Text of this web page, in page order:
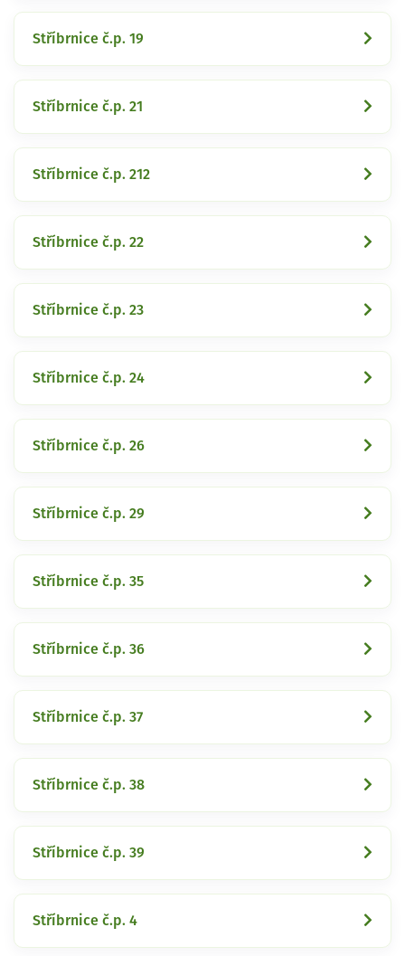
Stříbrnice č.p. 19
Stříbrnice č.p. 21
Stříbrnice č.p. 212
Stříbrnice č.p. 22
Stříbrnice č.p. 23
Stříbrnice č.p. 24
Stříbrnice č.p. 26
Stříbrnice č.p. 29
Stříbrnice č.p. 35
Stříbrnice č.p. 36
Stříbrnice č.p. 37
Stříbrnice č.p. 38
Stříbrnice č.p. 39
Stříbrnice č.p. 4